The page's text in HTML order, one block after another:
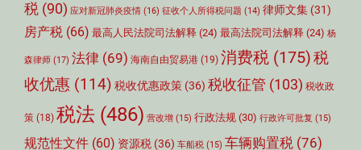
税 (90) 应对新冠肺炎疫情 (16) 征收个人所得税问题 (14) 律师文集 (31)
房产税 (66) 最高人民法院司法解释 (24) 最高法院司法解释 (24) 杨
森律师 (17) 法律 (69) 海南自由贸易港 (19) 消费税 (175)税
收优惠 (114) 税收优惠政策 (36) 税收征管 (103) 税收政
策 (18) 税法 (486) 营改增 (15) 行政法规 (30) 行政许可批复 (15)
规范性文件 (60) 资源税 (36) 车船税 (15) 车辆购置税 (76)